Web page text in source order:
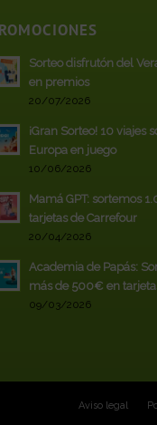
Sorteo disfrutón del
en premios
20/07/2026
¡Gran Sorteo! 10 viajes
Europa en juego
10/06/2026
Mamá GPT: sortemos
tarjetas de Carrefour
20/04/2026
Academia de Papás:
más de 500€ en
09/03/2026
Aviso legal